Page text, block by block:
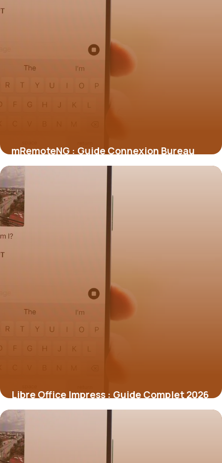
mRemoteNG : Guide Connexion Bureau
Distance
3 juillet 2026
Libre Office Impress : Guide Complet 2026
2 juillet 2026